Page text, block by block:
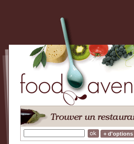
+ d'options